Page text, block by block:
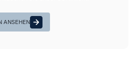
ANSEHEN